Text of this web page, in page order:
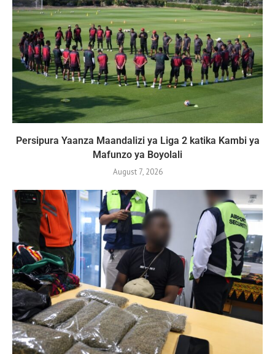
Persipura Yaanza Maandalizi ya Liga 2 katika Kambi ya
Mafunzo ya Boyolali
August 7, 2026